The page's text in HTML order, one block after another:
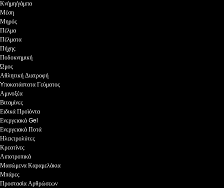
Κνήμη/γάμπα
Μέση
Μηρός
Πέλμα
Πέλματα
Πήχης
Ποδοκνημική
Ώμος
Αθλητική Διατροφή
Yποκατάστατα Γεύματος
Αμινοξέα
Βιταμίνες
Ειδικά Προϊόντα
Ενεργειακά Gel
Ενεργειακά Ποτά
Ηλεκτρολύτες
Κρεατίνες
Λιποτροπικά
Μασώμενα Καραμελάκια
Μπάρες
Προστασία Αρθρώσεων